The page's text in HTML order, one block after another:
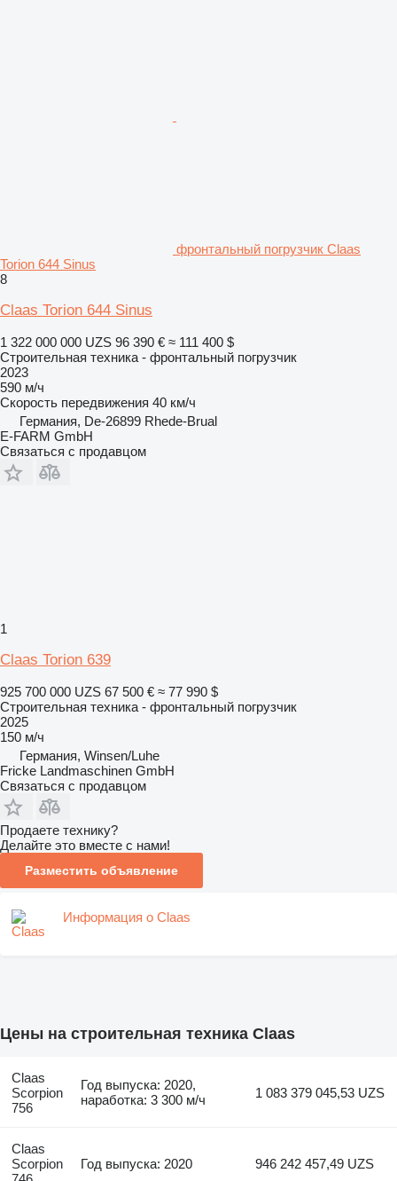
фронтальный погрузчик Claas
Torion 644 Sinus
8
Claas Torion 644 Sinus
1 322 000 000 UZS 96 390 € ≈ 111 400 $
Строительная техника - фронтальный погрузчик
2023
590 м/ч
Скорость передвижения 40 км/ч
Германия, De-26899 Rhede-Brual
E-FARM GmbH
Связаться с продавцом
1
Claas Torion 639
925 700 000 UZS 67 500 € ≈ 77 990 $
Строительная техника - фронтальный погрузчик
2025
150 м/ч
Германия, Winsen/Luhe
Fricke Landmaschinen GmbH
Связаться с продавцом
Продаете технику?
Делайте это вместе с нами!
Разместить объявление
Информация о Claas
Цены на строительная техника Claas
Claas
Scorpion
756
Год выпуска: 2020,
наработка: 3 300 м/ч
1 083 379 045,53 UZS
Claas
Scorpion
Год выпуска: 2020 946 242 457,49 UZS